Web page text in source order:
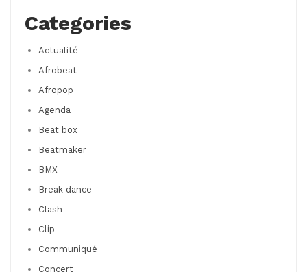
Categories
Actualité
Afrobeat
Afropop
Agenda
Beat box
Beatmaker
BMX
Break dance
Clash
Clip
Communiqué
Concert